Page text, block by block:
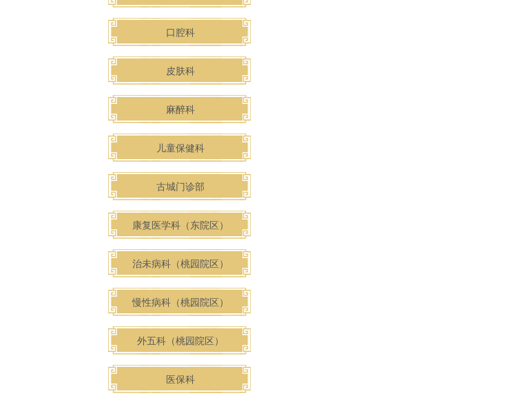
口腔科
皮肤科
麻醉科
儿童保健科
古城门诊部
康复医学科（东院区）
治未病科（桃园院区）
慢性病科（桃园院区）
外五科（桃园院区）
医保科